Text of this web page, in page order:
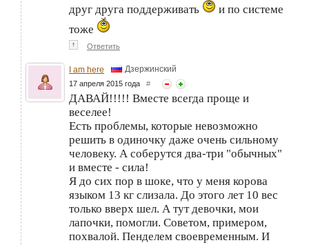
друг друга поддерживать
и по системе
тоже
↑ Ответить
I am here Дзержинский
17 апреля 2015 года #
ДАВАЙ!!!!! Вместе всегда проще и
веселее!
Есть проблемы, которые невозможно
решить в одиночку даже очень сильному
человеку. А соберутся два-три "обычных"
и вместе - сила!
Я до сих пор в шоке, что у меня корова
языком 13 кг слизала. До этого лет 10 вес
только вверх шел. А тут девочки, мои
лапочки, помогли. Советом, примером,
похвалой. Пенделем своевременным. И